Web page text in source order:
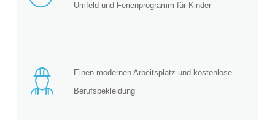
Umfeld und Ferienprogramm für Kinder
Einen modernen Arbeitsplatz und kostenlose
Berufsbekleidung